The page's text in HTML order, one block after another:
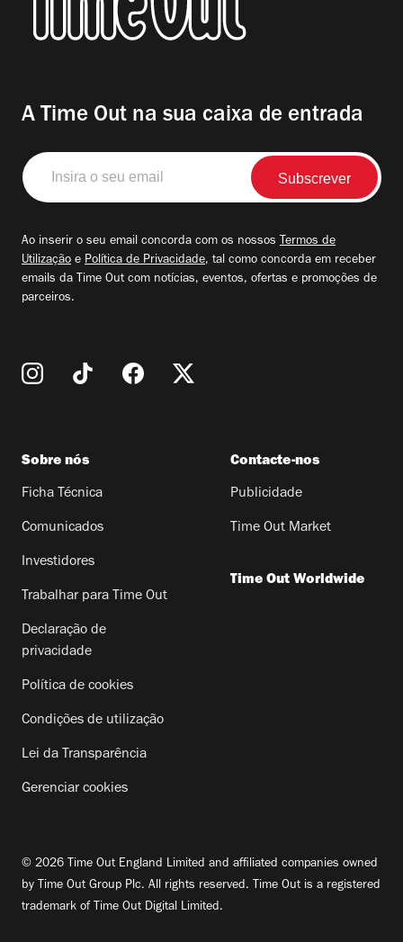
A Time Out na sua caixa de entrada
Insira
o
seu
Ao inserir o seu email concorda com os nossos Termos de
Utilização e Política de Privacidade, tal como concorda em receber
emails da Time Out com notícias, eventos, ofertas e promoções de
parceiros.
Sobre nós
Ficha Técnica
Comunicados
Investidores
Trabalhar para Time Out
Declaração de
privacidade
Política de cookies
Condições de utilização
Lei da Transparência
Gerenciar cookies
Contacte-nos
Publicidade
Time Out Market
Time Out Worldwide
© 2026 Time Out England Limited and affiliated companies owned
by Time Out Group Plc. All rights reserved. Time Out is a registered
trademark of Time Out Digital Limited.